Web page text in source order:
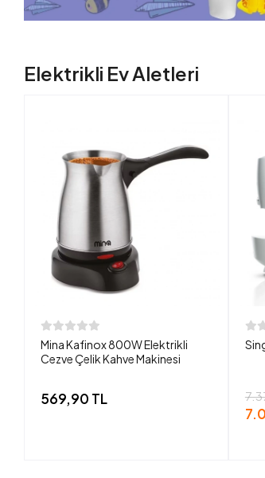
Elektrikli Ev Aletleri
Mina Kafinox 800W Elektrikli
Cezve Çelik Kahve Makinesi
569,90 TL